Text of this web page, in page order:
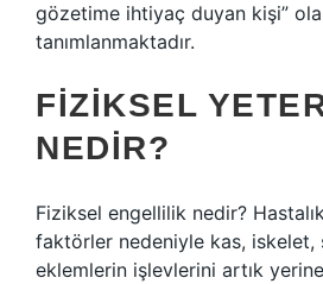
gözetime ihtiyaç duyan kişi”
tanımlanmaktadır.
FIZIKSEL
NEDIR?
Fiziksel engellilik nedir?
faktörler nedeniyle kas, iskelet,
eklemlerin işlevlerini artık